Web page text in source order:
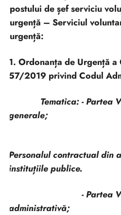
postului de șef serviciu
urgență – Serviciul
urgență:
1. Ordonanța de Urgență a
57/2019 privind Codul
Tematica: - Partea
generale;
- Titlul
Personalul contractual din
instituțiile publice.
- Partea VII –
administrativă;